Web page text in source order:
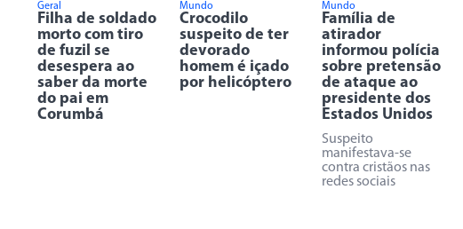
Geral
Filha de soldado
morto com tiro
de fuzil se
desespera ao
saber da morte
do pai em
Corumbá
Mundo
Crocodilo
suspeito de ter
devorado
homem é içado
por helicóptero
Mundo
Família de
atirador
informou polícia
sobre pretensão
de ataque ao
presidente dos
Estados Unidos
Suspeito
manifestava-se
contra cristãos nas
redes sociais